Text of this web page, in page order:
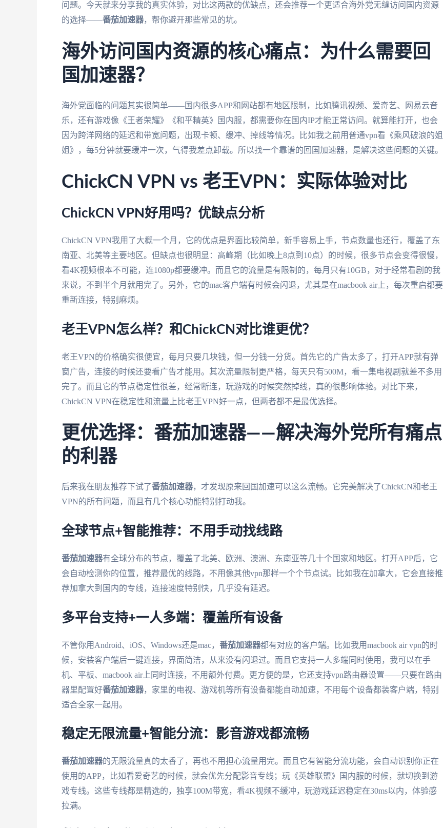
问题。今天就来分享我的真实体验，对比这两款的优缺点，还会推荐一个更适合海外党无缝访问国内资源
的选择——番茄加速器，帮你避开那些常见的坑。
海外访问国内资源的核心痛点：为什么需要回
国加速器？
海外党面临的问题其实很简单——国内很多APP和网站都有地区限制，比如腾讯视频、爱奇艺、网易云音
乐，还有游戏像《王者荣耀》《和平精英》国内服，都需要你在国内IP才能正常访问。就算能打开，也会
因为跨洋网络的延迟和带宽问题，出现卡顿、缓冲、掉线等情况。比如我之前用普通vpn看《乘风破浪的姐
姐》，每5分钟就要缓冲一次，气得我差点卸载。所以找一个靠谱的回国加速器，是解决这些问题的关键。
ChickCN VPN vs 老王VPN：实际体验对比
ChickCN VPN好用吗？优缺点分析
ChickCN VPN我用了大概一个月，它的优点是界面比较简单，新手容易上手，节点数量也还行，覆盖了东
南亚、北美等主要地区。但缺点也很明显：高峰期（比如晚上8点到10点）的时候，很多节点会变得很慢，
看4K视频根本不可能，连1080p都要缓冲。而且它的流量是有限制的，每月只有10GB，对于经常看剧的我
来说，不到半个月就用完了。另外，它的mac客户端有时候会闪退，尤其是在macbook air上，每次重启都要
重新连接，特别麻烦。
老王VPN怎么样？和ChickCN对比谁更优？
老王VPN的价格确实很便宜，每月只要几块钱，但一分钱一分货。首先它的广告太多了，打开APP就有弹
窗广告，连接的时候还要看广告才能用。其次流量限制更严格，每天只有500M，看一集电视剧就差不多用
完了。而且它的节点稳定性很差，经常断连，玩游戏的时候突然掉线，真的很影响体验。对比下来，
ChickCN VPN在稳定性和流量上比老王VPN好一点，但两者都不是最优选择。
更优选择：番茄加速器——解决海外党所有痛点
的利器
后来我在朋友推荐下试了番茄加速器，才发现原来回国加速可以这么流畅。它完美解决了ChickCN和老王
VPN的所有问题，而且有几个核心功能特别打动我。
全球节点+智能推荐：不用手动找线路
番茄加速器有全球分布的节点，覆盖了北美、欧洲、澳洲、东南亚等几十个国家和地区。打开APP后，它
会自动检测你的位置，推荐最优的线路，不用像其他vpn那样一个个节点试。比如我在加拿大，它会直接推
荐加拿大到国内的专线，连接速度特别快，几乎没有延迟。
多平台支持+一人多端：覆盖所有设备
不管你用Android、iOS、Windows还是mac， 番茄加速器都有对应的客户端。比如我用macbook air vpn的时
候，安装客户端后一键连接，界面简洁，从来没有闪退过。而且它支持一人多端同时使用，我可以在手
机、平板、macbook air上同时连接，不用额外付费。更方便的是，它还支持vpn路由器设置——只要在路由
器里配置好番茄加速器，家里的电视、游戏机等所有设备都能自动加速，不用每个设备都装客户端，特别
适合全家一起用。
稳定无限流量+智能分流：影音游戏都流畅
番茄加速器的无限流量真的太香了，再也不用担心流量用完。而且它有智能分流功能，会自动识别你正在
使用的APP，比如看爱奇艺的时候，就会优先分配影音专线；玩《英雄联盟》国内服的时候，就切换到游
戏专线。这些专线都是精选的，独享100M带宽，看4K视频不缓冲，玩游戏延迟稳定在30ms以内，体验感
拉满。